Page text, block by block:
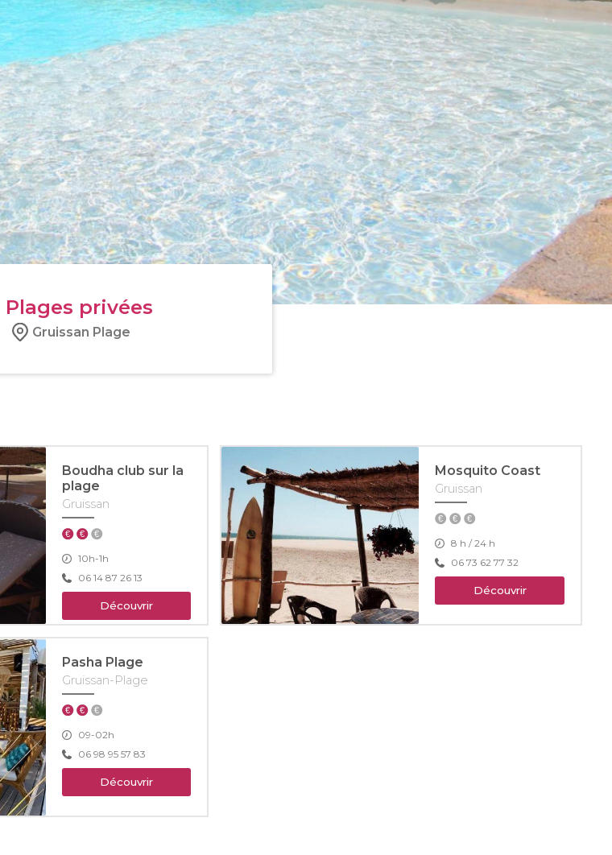
Plages privées
Gruissan Plage
Boudha club sur la
plage
Gruissan
10h-1h
06 14 87 26 13
Découvrir
Mosquito Coast
Gruissan
8 h / 24 h
06 73 62 77 32
Découvrir
Pasha Plage
Gruissan-Plage
09-02h
06 98 95 57 83
Découvrir